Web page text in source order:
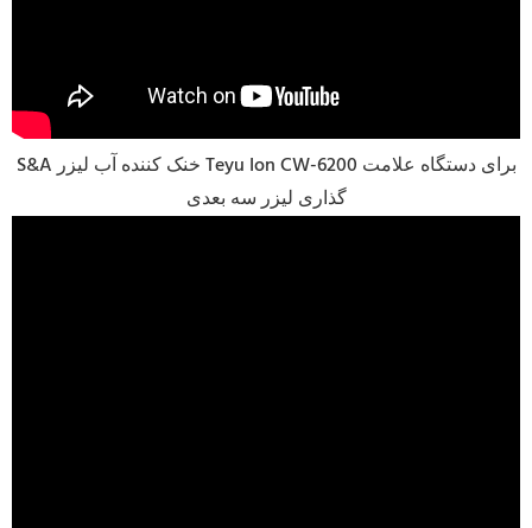
S&A خنک کننده آب لیزر Teyu Ion CW-6200 برای دستگاه علامت
گذاری لیزر سه بعدی